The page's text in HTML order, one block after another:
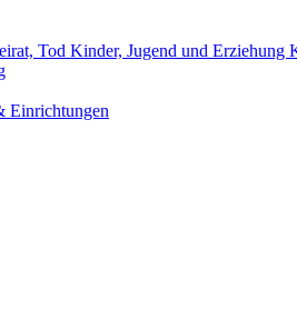
Tod Kinder, Jugend und Erziehung
Einrichtungen